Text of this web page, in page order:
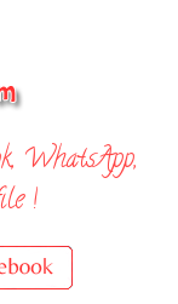
WhatsApp,
!